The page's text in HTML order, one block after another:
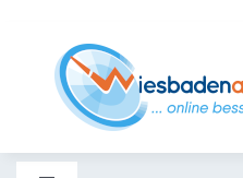
content